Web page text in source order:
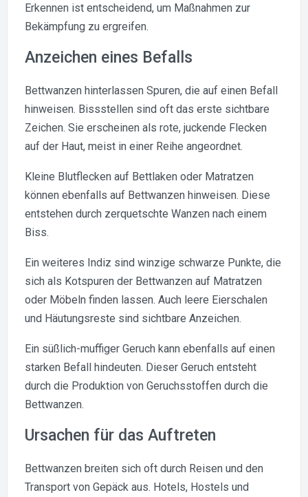
Erkennen ist entscheidend, um Maßnahmen zur
Bekämpfung zu ergreifen.
Anzeichen eines Befalls
Bettwanzen hinterlassen Spuren, die auf einen Befall
hinweisen. Bissstellen sind oft das erste sichtbare
Zeichen. Sie erscheinen als rote, juckende Flecken
auf der Haut, meist in einer Reihe angeordnet.
Kleine Blutflecken auf Bettlaken oder Matratzen
können ebenfalls auf Bettwanzen hinweisen. Diese
entstehen durch zerquetschte Wanzen nach einem
Biss.
Ein weiteres Indiz sind winzige schwarze Punkte, die
sich als Kotspuren der Bettwanzen auf Matratzen
oder Möbeln finden lassen. Auch leere Eierschalen
und Häutungsreste sind sichtbare Anzeichen.
Ein süßlich-muffiger Geruch kann ebenfalls auf einen
starken Befall hindeuten. Dieser Geruch entsteht
durch die Produktion von Geruchsstoffen durch die
Bettwanzen.
Ursachen für das Auftreten
Bettwanzen breiten sich oft durch Reisen und den
Transport von Gepäck aus. Hotels, Hostels und